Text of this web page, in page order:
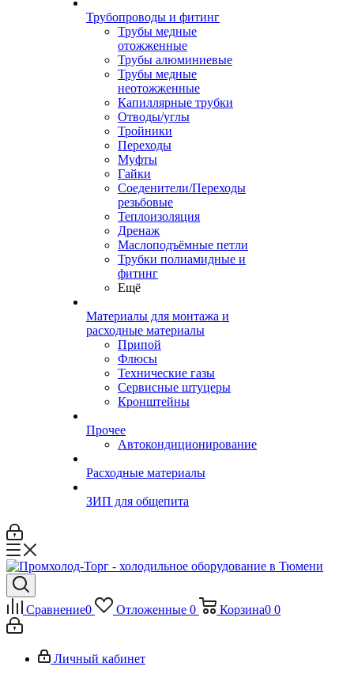
Трубопроводы и фитинг
Трубы медные
отожженные
Трубы алюминиевые
Трубы медные
неотожженные
Капиллярные трубки
Отводы/углы
Тройники
Переходы
Муфты
Гайки
Соеденители/Переходы
резьбовые
Теплоизоляция
Дренаж
Маслоподъёмные петли
Трубки полиамидные и
фитинг
Ещё
Материалы для монтажа и
расходные материалы
Припой
Флюсы
Технические газы
Сервисные штуцеры
Кронштейны
Прочее
Автокондиционирование
Расходные материалы
ЗИП для общепита
Сравнение0 Отложенные 0 Корзина0 0
Личный кабинет